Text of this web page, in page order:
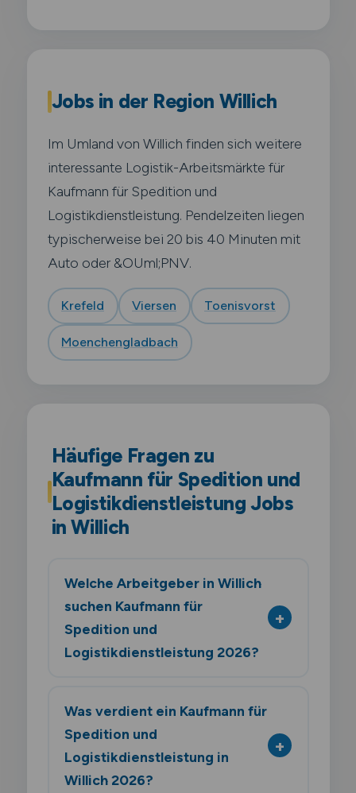
Jobs in der Region Willich
Im Umland von Willich finden sich weitere
interessante Logistik-Arbeitsmärkte für
Kaufmann für Spedition und
Logistikdienstleistung. Pendelzeiten liegen
typischerweise bei 20 bis 40 Minuten mit
Auto oder &OUml;PNV.
Krefeld Viersen Toenisvorst
Moenchengladbach
Häufige Fragen zu
Kaufmann für Spedition und
Logistikdienstleistung Jobs
in Willich
Welche Arbeitgeber in Willich
suchen Kaufmann für
Spedition und
Logistikdienstleistung 2026?
Was verdient ein Kaufmann für
Spedition und
Logistikdienstleistung in
Willich 2026?